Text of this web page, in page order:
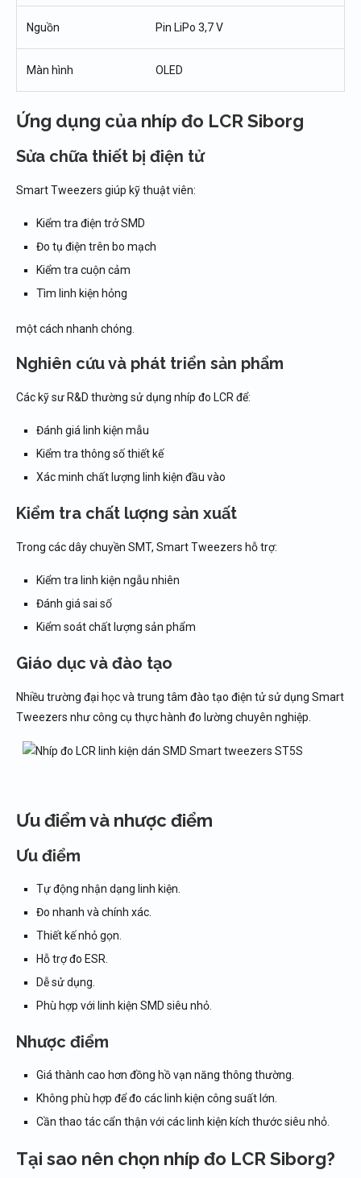
Nguồn Pin LiPo 3,7 V
Màn hình OLED
Ứng dụng của nhíp đo LCR Siborg
Sửa chữa thiết bị điện tử
Smart Tweezers giúp kỹ thuật viên:
Kiểm tra điện trở SMD
Đo tụ điện trên bo mạch
Kiểm tra cuộn cảm
Tìm linh kiện hỏng
một cách nhanh chóng.
Nghiên cứu và phát triển sản phẩm
Các kỹ sư R&D thường sử dụng nhíp đo LCR để:
Đánh giá linh kiện mẫu
Kiểm tra thông số thiết kế
Xác minh chất lượng linh kiện đầu vào
Kiểm tra chất lượng sản xuất
Trong các dây chuyền SMT, Smart Tweezers hỗ trợ:
Kiểm tra linh kiện ngẫu nhiên
Đánh giá sai số
Kiểm soát chất lượng sản phẩm
Giáo dục và đào tạo
Nhiều trường đại học và trung tâm đào tạo điện tử sử dụng Smart
Tweezers như công cụ thực hành đo lường chuyên nghiệp.
Ưu điểm và nhược điểm
Ưu điểm
Tự động nhận dạng linh kiện.
Đo nhanh và chính xác.
Thiết kế nhỏ gọn.
Hỗ trợ đo ESR.
Dễ sử dụng.
Phù hợp với linh kiện SMD siêu nhỏ.
Nhược điểm
Giá thành cao hơn đồng hồ vạn năng thông thường.
Không phù hợp để đo các linh kiện công suất lớn.
Cần thao tác cẩn thận với các linh kiện kích thước siêu nhỏ.
Tại sao nên chọn nhíp đo LCR Siborg?